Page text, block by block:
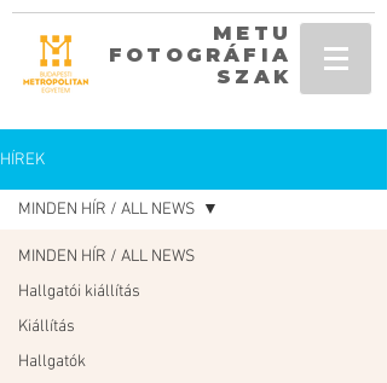
METU
FOTOGRÁFIA
SZAK
HÍREK
MINDEN HÍR / ALL NEWS
Hallgatói kiállítás
Kiállítás
Hallgatók
MINDEN HÍR / ALL NEWS